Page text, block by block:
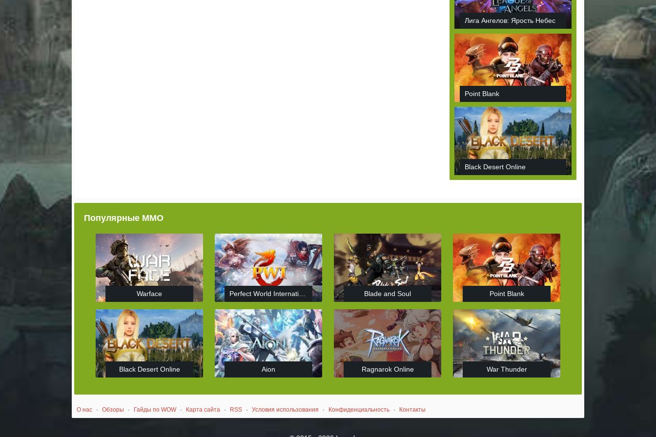
Лига Ангелов: Ярость Небес
Point Blank
Black Desert Online
Популярные ММО
Warface Blade and Soul Point Blank
Black Desert Online Aion Ragnarok Online War Thunder
О нас · Обзоры · Гайды по WOW · Карта сайта · RSS · Условия использования · Конфиденциальность · Контакты